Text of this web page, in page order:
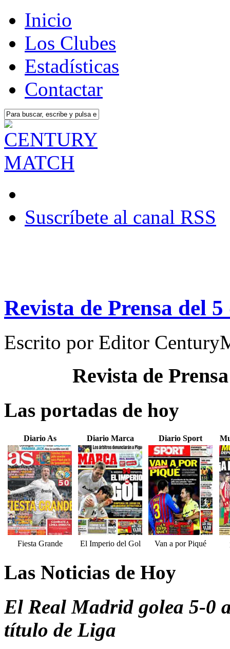
Inicio
Los Clubes
Estadísticas
Contactar
Suscríbete al canal RSS
Revista de Prensa del
Escrito por Editor
Revista de
Las portadas de hoy
Diario As Diario Marca Diario Sport
Fiesta Grande El Imperio del Gol Van a por Piqué
Las Noticias de Hoy
El Real Madrid golea 5-0
título de Liga